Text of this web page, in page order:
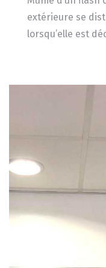
extérieure se
lorsqu’elle est